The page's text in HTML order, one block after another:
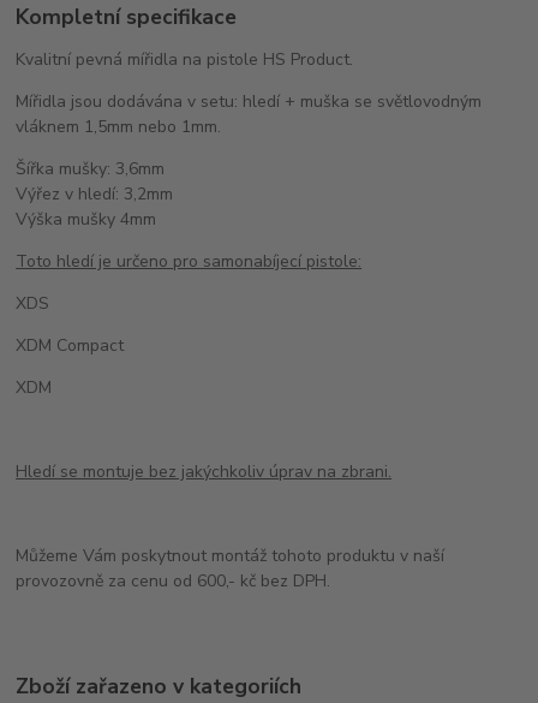
Kompletní specifikace
Kvalitní pevná mířidla na pistole HS Product.
Mířidla jsou dodávána v setu: hledí + muška se světlovodným
vláknem 1,5mm nebo 1mm.
Šířka mušky: 3,6mm
Výřez v hledí: 3,2mm
Výška mušky 4mm
Toto hledí je určeno pro samonabíjecí pistole:
XDS
XDM Compact
XDM
Hledí se montuje bez jakýchkoliv úprav na zbrani.
Můžeme Vám poskytnout montáž tohoto produktu v naší
provozovně za cenu od 600,- kč bez DPH.
Zboží zařazeno v kategoriích